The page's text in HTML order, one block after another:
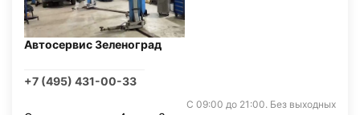
Автосервис Зеленоград
+7 (495) 431-00-33
С 09:00 до 21:00. Без выходных